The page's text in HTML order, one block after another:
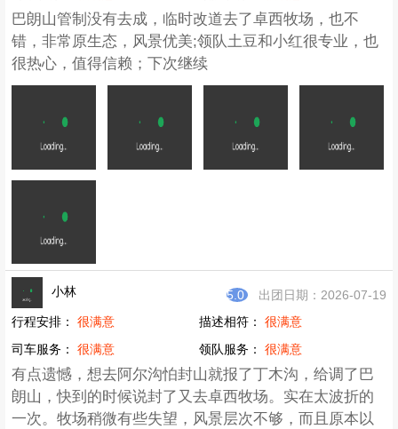
巴朗山管制没有去成，临时改道去了卓西牧场，也不
错，非常原生态，风景优美;领队土豆和小红很专业，也
很热心，值得信赖；下次继续
小林 5.0
出团日期：2026-07-19
行程安排：很满意 描述相符： 很满意
司车服务：很满意 领队服务： 很满意
有点遗憾，想去阿尔沟怕封山就报了丁木沟，给调了巴
朗山，快到的时候说封了又去卓西牧场。实在太波折的
一次。牧场稍微有些失望，风景层次不够，而且原本以